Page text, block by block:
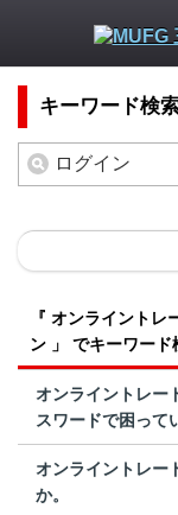
キーワード検
『 オンライント
ン 」 でキーワード
オンライントレー
スワードで困って
オンライントレー
か。